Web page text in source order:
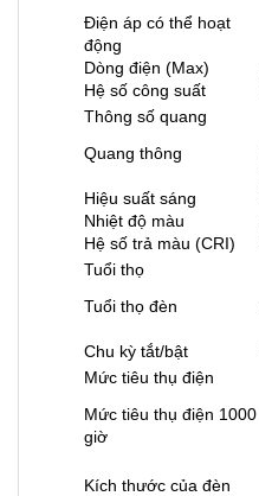
Điện áp có thể hoạt
động
Dòng điện (Max)
Hệ số công suất
Thông số quang
Quang thông
Hiệu suất sáng
Nhiệt độ màu
Hệ số trả màu (CRI)
Tuổi thọ
Tuổi thọ đèn
Chu kỳ tắt/bật
Mức tiêu thụ điện
Mức tiêu thụ điện 1000
giờ
Kích thước của đèn